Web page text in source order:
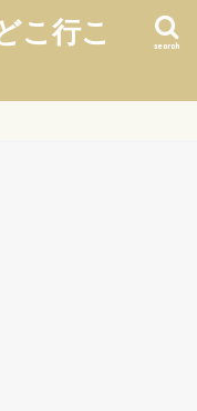
こ行こ
search